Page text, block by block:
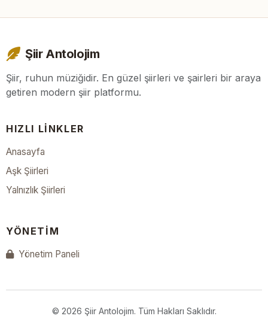
Şiir Antolojim
Şiir, ruhun müziğidir. En güzel şiirleri ve şairleri bir araya
getiren modern şiir platformu.
HIZLI LINKLER
Anasayfa
Aşk Şiirleri
Yalnızlık Şiirleri
YÖNETIM
Yönetim Paneli
© 2026 Şiir Antolojim. Tüm Hakları Saklıdır.